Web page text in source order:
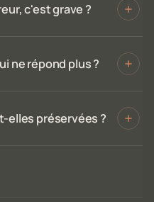
c'est grave ?
ne répond plus ?
elles préservées ?